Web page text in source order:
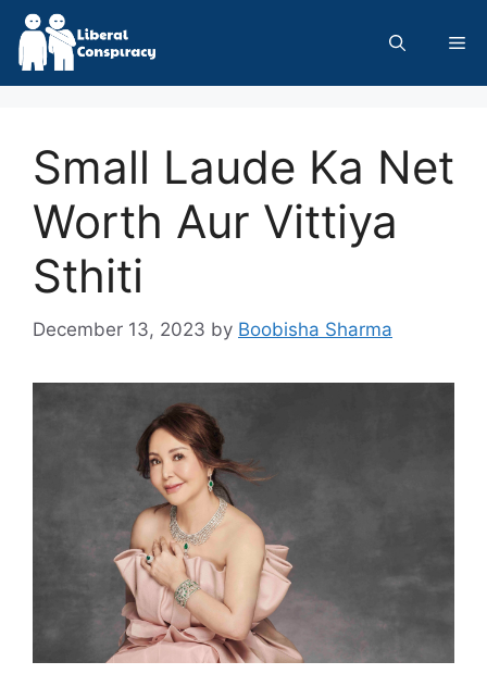
Skip
content
Small Laude Ka Net
Worth Aur Vittiya
Sthiti
December 13, 2023 by Boobisha Sharma